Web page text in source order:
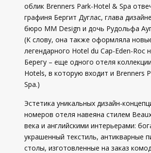
облик Brenners Park-Hotel & Spa
графиня Бергит Дуглас, глава
бюро MM Design и дочь Рудольфа
(К слову, она также оформляла
легендарного Hotel du Cap-Eden-Roc
Берегу – еще одного отеля
Hotels, в которую входит и Brenners
Spa.)
Эстетика уникальных дизайн-
номеров отеля навеяна стилем
века и английскими интерьерами:
украшенный текстиль, антикварные
столы, изготовленные на заказ